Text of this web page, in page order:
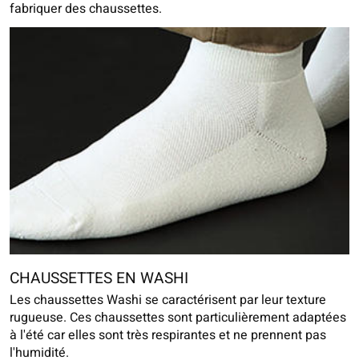
fabriquer des chaussettes.
CHAUSSETTES EN WASHI
Les chaussettes Washi se caractérisent par leur texture
rugueuse. Ces chaussettes sont particulièrement adaptées
à l'été car elles sont très respirantes et ne prennent pas
l'humidité.